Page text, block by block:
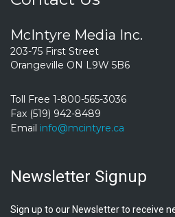
McIntyre Media Inc.
203-75 First Street
Orangeville ON L9W 5B6
Toll Free 1-800-565-3036
Fax (519) 942-8489
Email info@mcintyre.ca
Newsletter Signup
Sign up to our Newsletter to receive